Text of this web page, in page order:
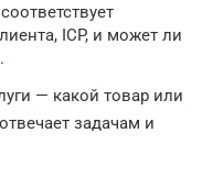
ICP, и может ли
— какой товар или
задачам и